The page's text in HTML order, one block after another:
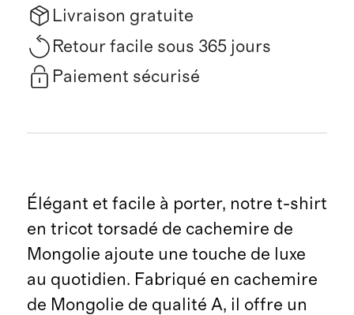
Livraison gratuite
Retour facile sous 365 jours
Paiement sécurisé
Élégant et facile à porter, notre t-shirt
en tricot torsadé de cachemire de
Mongolie ajoute une touche de luxe
au quotidien. Fabriqué en cachemire
de Mongolie de qualité A, il offre un